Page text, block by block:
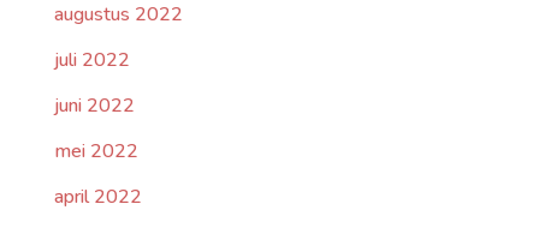
augustus 2022
juli 2022
juni 2022
mei 2022
april 2022